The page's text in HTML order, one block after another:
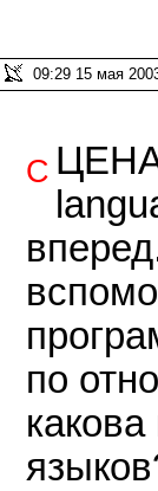
09:29 15 мая
С
по